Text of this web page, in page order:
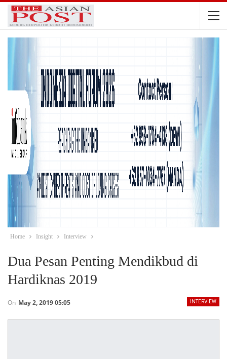
Home Insight Interview
Dua Pesan Penting Mendikbud di
Hardiknas 2019
INTERVIEW
On May 2, 2019 05:05